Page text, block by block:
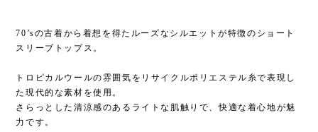
70’sの古着から着想を得たルーズなシルエットが特徴のショート
スリーブトップス。
トロピカルウールの雰囲気をリサイクルポリエステル糸で表現し
た現代的な素材を使用。
さらっとした清涼感のあるライトな肌触りで、快適な着心地が魅
力です。